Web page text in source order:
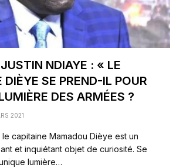
NDIAYE : « LE
DIÈYE SE PREND-IL POUR
DES ARMÉES ?
2021
le capitaine Mamadou Dièye est un
et inquiétant objet de curiosité. Se
lumière…